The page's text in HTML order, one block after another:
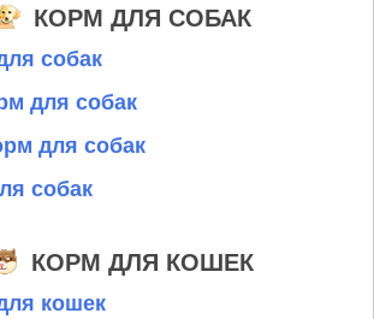
КОРМ ДЛЯ СОБАК
собак
для собак
для собак
собак
КОРМ ДЛЯ КОШЕК
кошек